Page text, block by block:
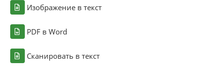
Изображение в текст
PDF в Word
Сканировать в текст